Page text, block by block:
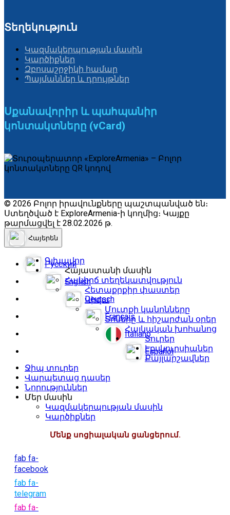
Տեղեկություն
Կազմակերպության մասին
Կարծիքներ
Զբոսաշրջիկի համար
Պայմաններ և դրույթներ
Սքանավորիր և պահպանիր
կոնտակտները (vCard)
© 2026 Բոլոր իրավունքները պաշտպանված են։
Ստեղծված է ExploreArmenia-ի կողմից։ Կայքը
թարմացվել է 28.02.2026 թ.
Հայերեն
Русский
English
Deutsch
Français
Italiano
Español
Գլխավոր
Հայաստանի մասին
Հակիրճ տեղեկատվություն
Հետաքրքիր փաստեր
Վիզա
Մուտքի կանոնները
Տոները և հիշարժան օրեր
Հայկական խոհանոց
Տուրեր
Էքսկուրսիաներ
Քայլարշավներ
Ջիպ տուրեր
Վարպետաց դասեր
Նորություններ
Մեր մասին
Կազմակերպության մասին
Կարծիքներ
Մենք սոցիալական ցանցերում.
fab fa-
facebook
fab fa-
telegram
fab fa-